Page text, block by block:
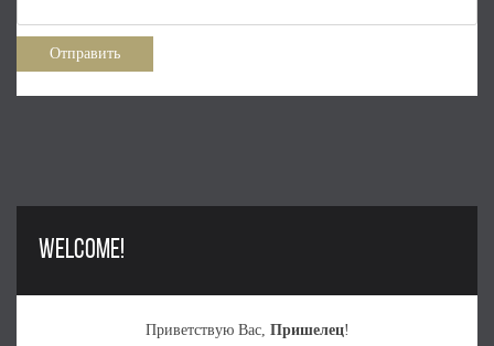
Отправить
WELCOME!
Приветствую Вас, Пришелец!